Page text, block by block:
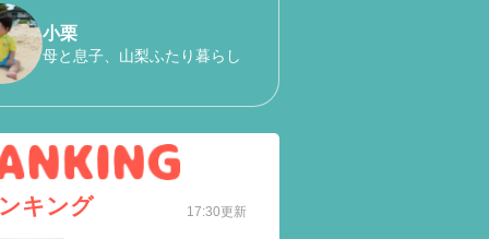
小栗
母と息子、山梨ふたり暮らし
キング 17:30更新